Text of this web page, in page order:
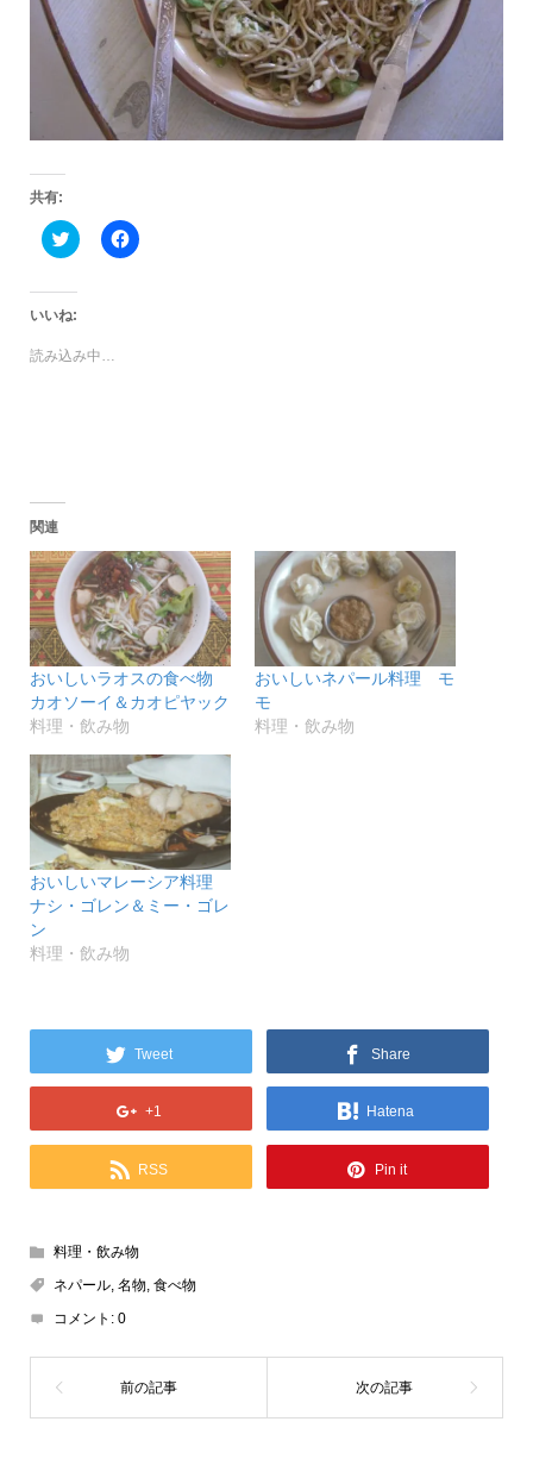
共有:
ク
リ
し
て
Twitter
共
ま
す)
Facebook
で
ウ
ィ
ン
ド
ウ
で
開
き
ま
す)
いいね:
読み込み中…
関連
おいしいラオスの食べ物
カオソーイ＆カオピヤック
料理・飲み物
おいしいネパール料理 モ
モ
料理・飲み物
おいしいマレーシア料理
ナシ・ゴレン＆ミー・ゴレ
ン
料理・飲み物
Tweet Share
+1 Hatena
RSS Pin it
料理・飲み物
ネパール, 名物, 食べ物
コメント: 0